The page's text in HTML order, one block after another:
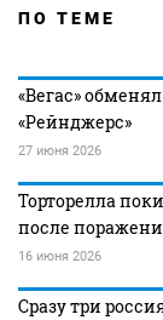
ПО ТЕМЕ
«Вегас»
«Рейнджерс»
27 июня 2026
Торторелла
после
16 июня 2026
Сразу три